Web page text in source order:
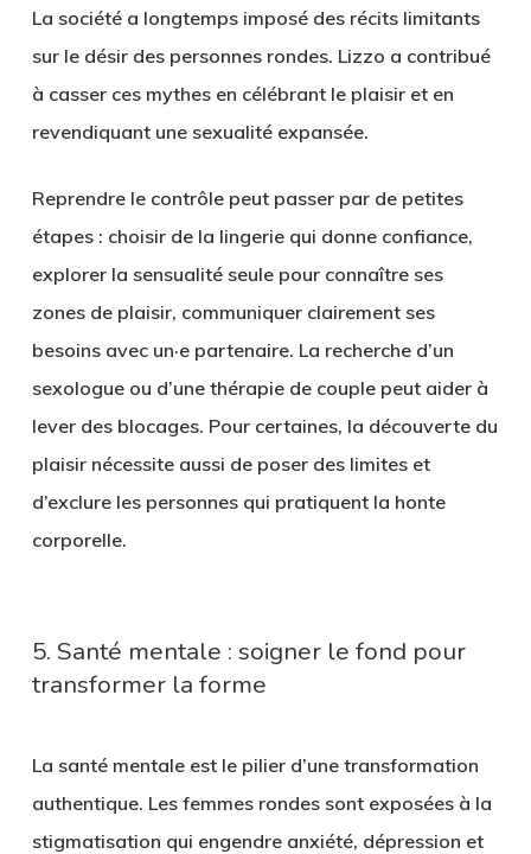
La société a longtemps imposé des récits limitants
sur le désir des personnes rondes. Lizzo a contribué
à casser ces mythes en célébrant le plaisir et en
revendiquant une sexualité expansée.
Reprendre le contrôle peut passer par de petites
étapes : choisir de la lingerie qui donne confiance,
explorer la sensualité seule pour connaître ses
zones de plaisir, communiquer clairement ses
besoins avec un·e partenaire. La recherche d’un
sexologue ou d’une thérapie de couple peut aider à
lever des blocages. Pour certaines, la découverte du
plaisir nécessite aussi de poser des limites et
d’exclure les personnes qui pratiquent la honte
corporelle.
5. Santé mentale : soigner le fond pour
transformer la forme
La santé mentale est le pilier d’une transformation
authentique. Les femmes rondes sont exposées à la
stigmatisation qui engendre anxiété, dépression et